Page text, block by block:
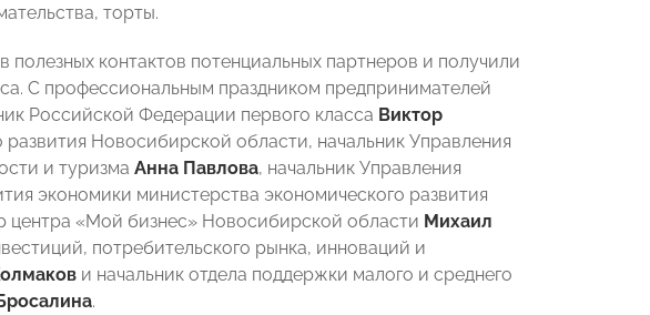
торты.
контактов потенциальных партнеров и получили
С профессиональным праздником предпринимателей
Российской Федерации первого класса Виктор
Новосибирской области, начальник Управления
и туризма Анна Павлова, начальник Управления
экономики министерства экономического развития
центра «Мой бизнес» Новосибирской области Михаил
потребительского рынка, инноваций и
и начальник отдела поддержки малого и среднего
.